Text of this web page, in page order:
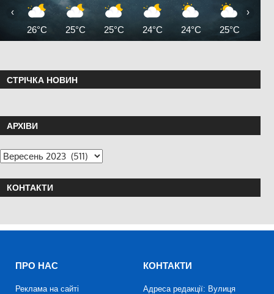
26°C 25°C 25°C 24°C 24°C 25°C
‹ ›
СТРІЧКА НОВИН
АРХІВИ
КОНТАКТИ
ПРО НАС
Реклама на сайті
КОНТАКТИ
Адреса редакції: Вулиця